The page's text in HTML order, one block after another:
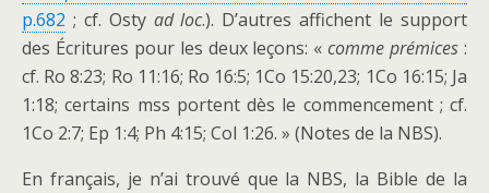
p.682 ; cf. Osty ad loc.). D’autres affichent le support
des Écritures pour les deux leçons: «comme prémices :
cf. Ro 8:23; Ro 11:16; Ro 16:5; 1Co 15:20,23; 1Co 16:15; Ja
1:18; certains mss portent dès le commencement ; cf.
1Co 2:7; Ep 1:4; Ph 4:15; Col 1:26. » (Notes de la NBS).
En français, je n’ai trouvé que la NBS, la Bible de la